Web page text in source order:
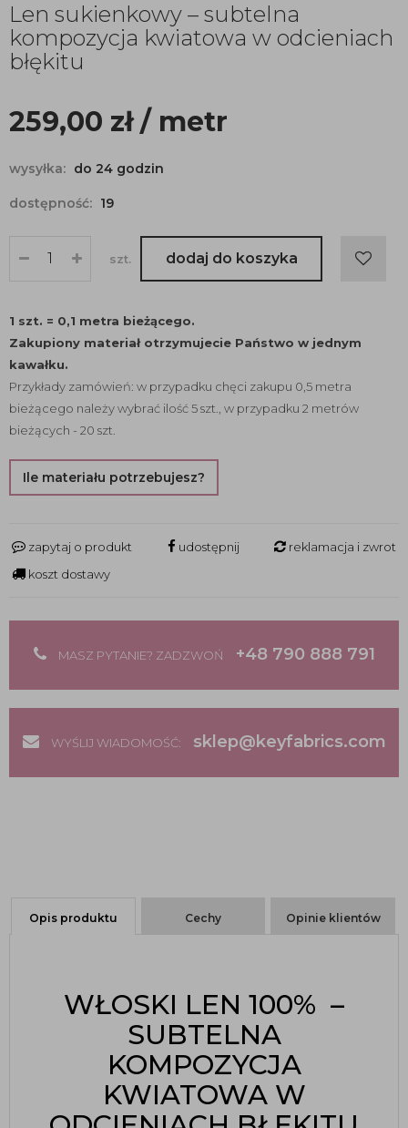
Len sukienkowy – subtelna
kompozycja kwiatowa w odcieniach
błękitu
259,00 zł/ metr
wysyłka: do 24 godzin
dostępność: 19
szt. dodaj do koszyka
1 szt. = 0,1 metra bieżącego.
Zakupiony materiał otrzymujecie Państwo w jednym
kawałku.
Przykłady zamówień: w przypadku chęci zakupu 0,5 metra
bieżącego należy wybrać ilość 5 szt., w przypadku 2 metrów
bieżących - 20 szt.
Ile materiału potrzebujesz?
zapytaj o produkt udostępnij
reklamacja i zwrot
koszt dostawy
MASZ PYTANIE? ZADZWOŃ +48 790 888 791
WYŚLIJ WIADOMOŚĆ: sklep@keyfabrics.com
Opis produktu Cechy Opinie klientów
WŁOSKI LEN 100% –
SUBTELNA
KOMPOZYCJA
KWIATOWA W